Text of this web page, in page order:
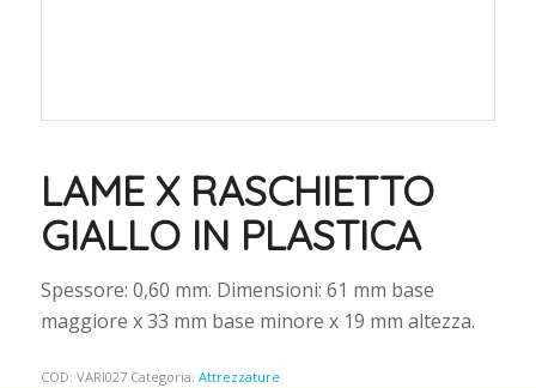
LAME X RASCHIETTO
GIALLO IN PLASTICA
Spessore: 0,60 mm. Dimensioni: 61 mm base
maggiore x 33 mm base minore x 19 mm altezza.
COD: VARI027 Categoria: Attrezzature